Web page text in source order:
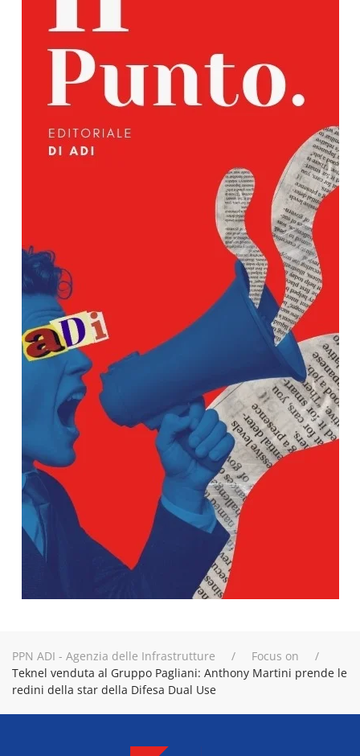
PPN ADI - Agenzia delle Infrastrutture
Focus on
Teknel venduta al Gruppo Pagliani: Anthony Martini prende le
redini della star della Difesa Dual Use